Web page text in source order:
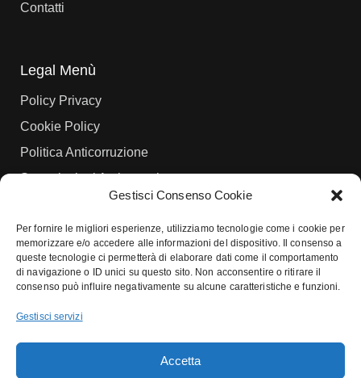
Gestisci Consenso Cookie
Per fornire le migliori esperienze, utilizziamo tecnologie come i cookie per
memorizzare e/o accedere alle informazioni del dispositivo. Il consenso a
queste tecnologie ci permetterà di elaborare dati come il comportamento
di navigazione o ID unici su questo sito. Non acconsentire o ritirare il
consenso può influire negativamente su alcune caratteristiche e funzioni.
Gestisci servizi
Accetta
Contatti
Legal Menù
Policy Privacy
Cookie Policy
Politica Anticorruzione
Seguici
EcoHub offre soluzioni su misura per la gestione delle flotte aziendali
e il noleggio auto in Calabria a lungo, medio e breve termine per
aziende e professionisti. Per guidare le giovani generazioni alla